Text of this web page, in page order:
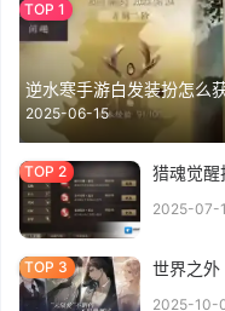
逆水寒手游白发装扮怎么
2025-06-15
猎魂觉醒
2025-07-
2025-10-